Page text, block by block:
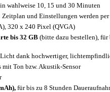
in wahlweise 10, 15 und 30 Minuten
Zeitplan und Einstellungen werden
320 x 240 Pixel (QVGA)
bis 32 GB(bitte dazu bestellen), für
dank hochwertiger,
mit Ton bzw. Akustik-Sensor
für bis zu 8 Stunden